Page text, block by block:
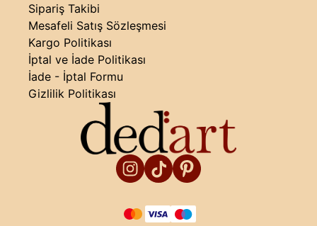
Sipariş Takibi
Mesafeli Satış Sözleşmesi
Kargo Politikası
İptal ve İade Politikası
İade - İptal Formu
Gizlilik Politikası